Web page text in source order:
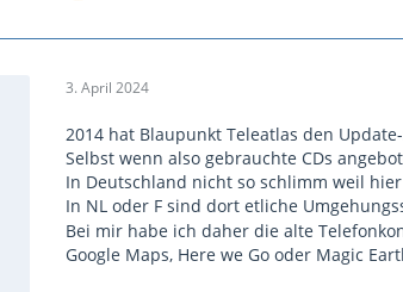
3. April 2024
2014 hat Blaupunkt Teleatlas den
Selbst wenn also gebrauchte CDs
In Deutschland nicht so schlimm weil
In NL oder F sind dort etliche
Bei mir habe ich daher die alte
Google Maps, Here we Go oder Magic